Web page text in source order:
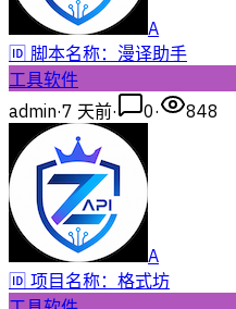
A
🆔 脚本名称：漫译助手
工具软件
admin·7 天前· 0· 848
A
🆔 项目名称：格式坊